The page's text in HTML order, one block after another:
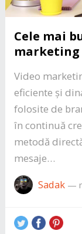
Cele mai
marketing
Video
eficiente și
folosite de
în continuă
metodă
mesaje…
Sadak—